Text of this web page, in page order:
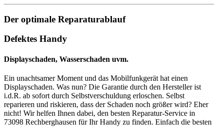
Der optimale Reparaturablauf
Defektes Handy
Displayschaden, Wasserschaden uvm.
Ein unachtsamer Moment und das Mobilfunkgerät hat einen
Displayschaden. Was nun? Die Garantie durch den Hersteller ist
i.d.R. ab sofort durch Selbstverschuldung erloschen. Selbst
reparieren und riskieren, dass der Schaden noch größer wird? Eher
nicht! Wir helfen Ihnen dabei, den besten Reparatur-Service in
73098 Rechberghausen für Ihr Handy zu finden. Einfach die besten